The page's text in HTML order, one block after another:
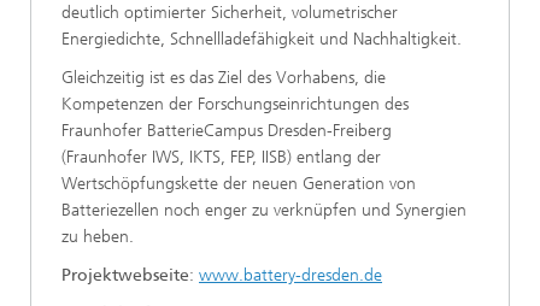
deutlich optimierter Sicherheit, volumetrischer
Energiedichte, Schnellladefähigkeit und Nachhaltigkeit.
Gleichzeitig ist es das Ziel des Vorhabens, die
Kompetenzen der Forschungseinrichtungen des
Fraunhofer BatterieCampus Dresden-Freiberg
(Fraunhofer IWS, IKTS, FEP, IISB) entlang der
Wertschöpfungskette der neuen Generation von
Batteriezellen noch enger zu verknüpfen und Synergien
zu heben.
Projektwebseite: www.battery-dresden.de